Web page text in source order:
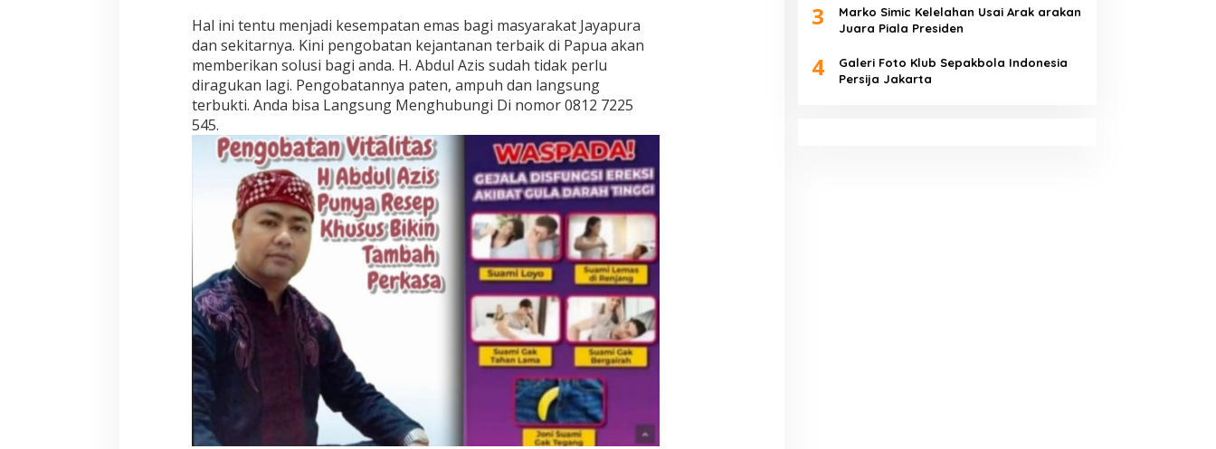
Hal ini tentu menjadi kesempatan emas bagi masyarakat Jayapura
dan sekitarnya. Kini pengobatan kejantanan terbaik di Papua akan
memberikan solusi bagi anda. H. Abdul Azis sudah tidak perlu
diragukan lagi. Pengobatannya paten, ampuh dan langsung
terbukti. Anda bisa Langsung Menghubungi Di nomor 0812 7225
545.
3
Marko Simic Kelelahan Usai Arak arakan
Juara Piala Presiden
4
Galeri Foto Klub Sepakbola Indonesia
Persija Jakarta